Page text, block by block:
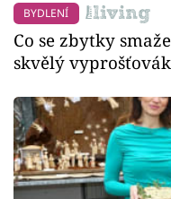
BYDLENÍ
Co se zbytky
skvělý